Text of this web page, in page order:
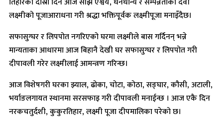
लक्ष्मीको पूजाआराधना गरी श्रद्धा भक्तिपूर्वक लक्ष्मीपूजा मनाइँदैछ।
सफासुग्घर र लिपपोत नगरिएको घरमा लक्ष्मीले बास गर्दिनन् भन्ने
मान्यताका आधारमा आज बिहानै देखी घर सफासुग्घर र लिपपोत गरी
दीपावली गरेर लक्ष्मीलाई आमन्त्रण गरिन्छ।
आज विशेषगरी घरका झ्याल, ढोका, चोटा, कोठा, सङ्घार, कौसी, अटाली,
भर्याङलगायत स्थानमा सरसफाइ गरी दीपावली मनाईन्छ । आज एकै दिन
नरकचतुर्दशी, कुकुरतिहार, लक्ष्मी पूजा दीपमालिका परेको छ।